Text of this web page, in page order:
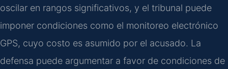
oscilar en rangos significativos, y el tribunal puede
imponer condiciones como el monitoreo electrónico
GPS, cuyo costo es asumido por el acusado. La
defensa puede argumentar a favor de condiciones de